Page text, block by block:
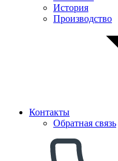
История
Производство
Контакты
Обратная связь